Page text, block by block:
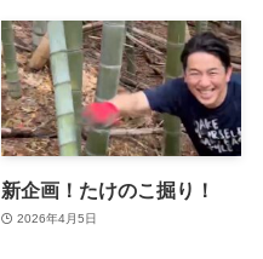
新企画！たけのこ掘り！
2026年4月5日